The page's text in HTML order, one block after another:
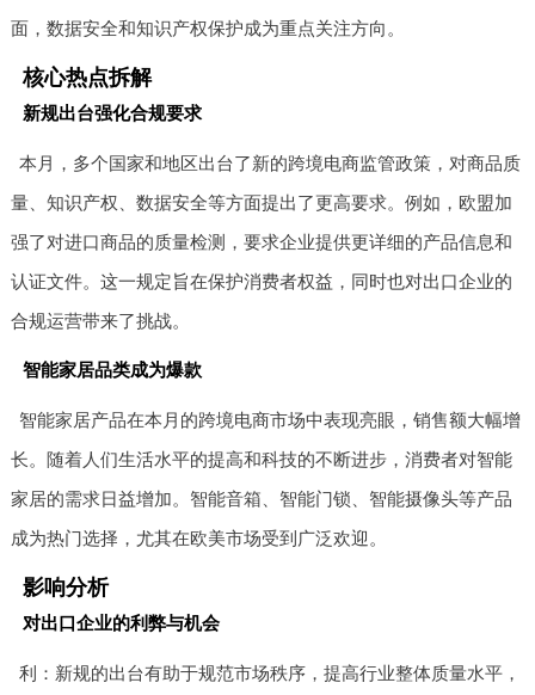
面，数据安全和知识产权保护成为重点关注方向。
核心热点拆解
新规出台强化合规要求
本月，多个国家和地区出台了新的跨境电商监管政策，对商品质
量、知识产权、数据安全等方面提出了更高要求。例如，欧盟加
强了对进口商品的质量检测，要求企业提供更详细的产品信息和
认证文件。这一规定旨在保护消费者权益，同时也对出口企业的
合规运营带来了挑战。
智能家居品类成为爆款
智能家居产品在本月的跨境电商市场中表现亮眼，销售额大幅增
长。随着人们生活水平的提高和科技的不断进步，消费者对智能
家居的需求日益增加。智能音箱、智能门锁、智能摄像头等产品
成为热门选择，尤其在欧美市场受到广泛欢迎。
影响分析
对出口企业的利弊与机会
利：新规的出台有助于规范市场秩序，提高行业整体质量水平，